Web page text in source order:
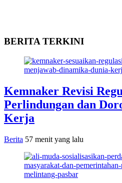
BERITA TERKINI
Kemnaker Revisi
Perlindungan dan
Kerja
Berita 57 menit yang lalu